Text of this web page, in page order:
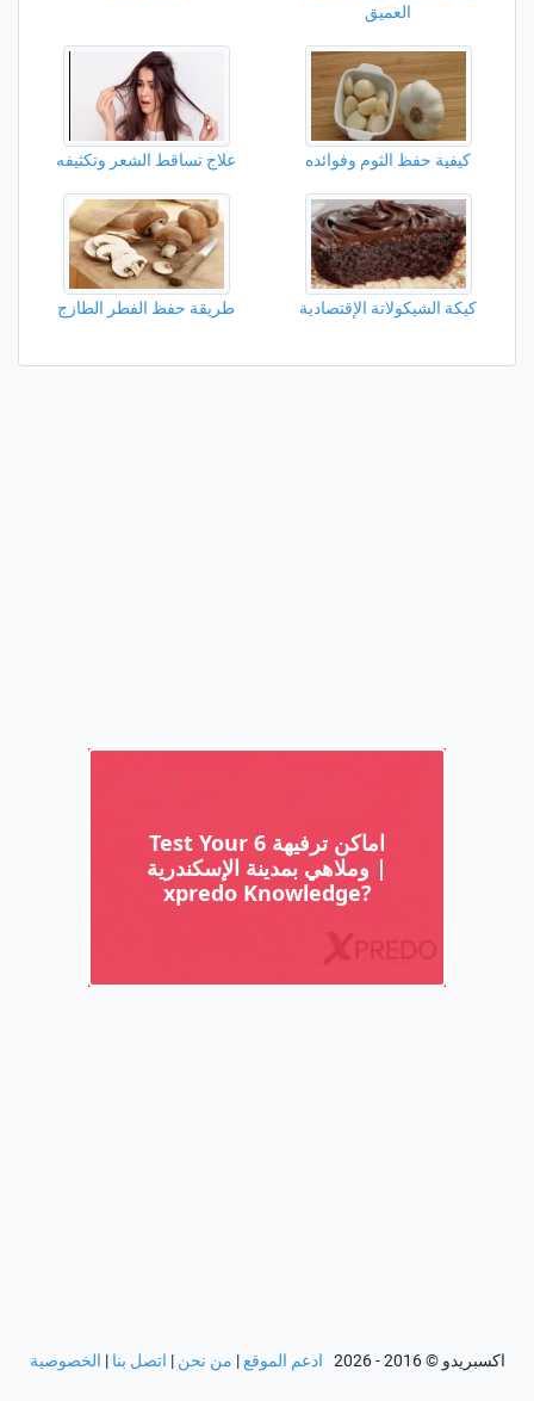
العميق
كيفية حفظ الثوم وفوائده علاج تساقط الشعر وتكثيفه
كيكة الشيكولاتة الإقتصادية طريقة حفظ الفطر الطازج
اكسبريدو © 2016 - 2026 ادعم الموقع| من نحن | اتصل بنا | الخصوصية